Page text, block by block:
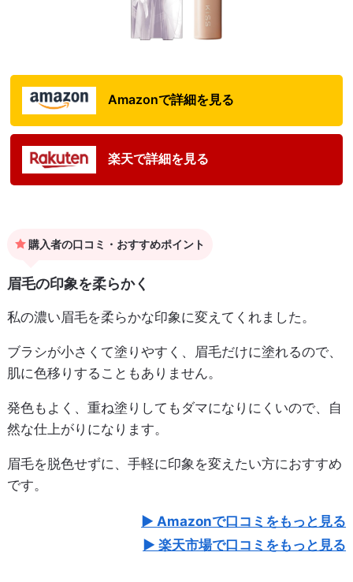
Amazonで詳細を見る
楽天で詳細を見る
購入者の口コミ・おすすめポイント
眉毛の印象を柔らかく
私の濃い眉毛を柔らかな印象に変えてくれました。
ブラシが小さくて塗りやすく、眉毛だけに塗れるので、
肌に色移りすることもありません。
発色もよく、重ね塗りしてもダマになりにくいので、自
然な仕上がりになります。
眉毛を脱色せずに、手軽に印象を変えたい方におすすめ
です。
Amazonで口コミをもっと見る
楽天市場で口コミをもっと見る